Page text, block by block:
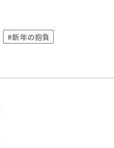
#新年の抱負